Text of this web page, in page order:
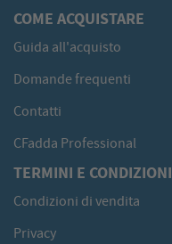
COME ACQUISTARE
Guida all'acquisto
Domande frequenti
Contatti
CFadda Professional
TERMINI E CONDIZIONI
Condizioni di vendita
Privacy